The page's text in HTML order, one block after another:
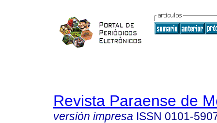
Revista Paraense de
versión impresa ISSN 0101-